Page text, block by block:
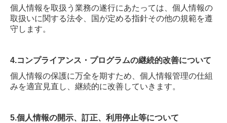
AGA 男性型脱毛症
よくあるご質問
個人情報を取扱う業務の遂行にあたっては、個人情報の
取扱いに関する法令、国が定める指針その他の規範を遵
守します。
4.コンプライアンス・プログラムの継続的改善について
個人情報の保護に万全を期すため、個人情報管理の仕組
みを適宜見直し、継続的に改善していきます。
5.個人情報の開示、訂正、利用停止等について